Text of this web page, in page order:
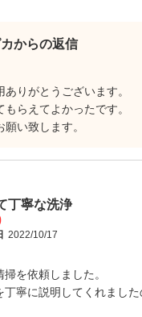
からの返信
りがとうございます。
らえてよかったです。
い致します。
丁寧な洗浄
2022/10/17
を依頼しました。
丁寧に説明してくれまし